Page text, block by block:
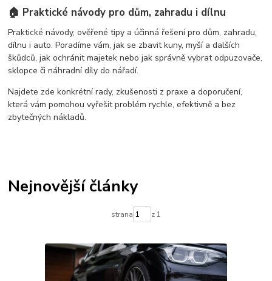
kemo m176
kemo m100n
plašič kun do auta
jak na prasata
odpuzovač divočáků
🏠 Praktické návody pro dům, zahradu i dílnu
Praktické návody, ověřené tipy a účinná řešení pro dům, zahradu,
dílnu i auto. Poradíme vám, jak se zbavit kuny, myší a dalších
škůdců, jak ochránit majetek nebo jak správně vybrat odpuzovače,
sklopce či náhradní díly do nářadí.
Najdete zde konkrétní rady, zkušenosti z praxe a doporučení,
která vám pomohou vyřešit problém rychle, efektivně a bez
zbytečných nákladů.
Nejnovější články
strana z 1